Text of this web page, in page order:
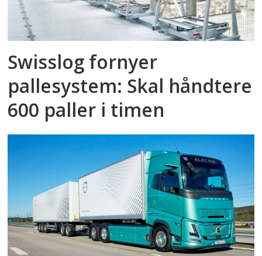
Swisslog fornyer
pallesystem: Skal håndtere
600 paller i timen